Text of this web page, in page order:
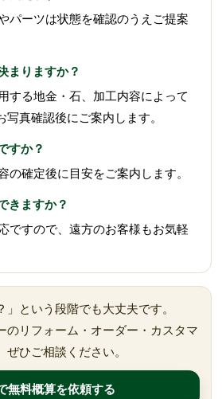
パーツは状態を確認のうえご提案
まりますか？
する地金・石、加工内容によって
真確認後にご案内します。
すか？
の確定後に目安をご案内します。
きますか？
ですので、遠方のお客様もお気軽
」という段階でも大丈夫です。
のリフォーム・オーダー・カスタマ
ひご相談ください。
無料概算を依頼する